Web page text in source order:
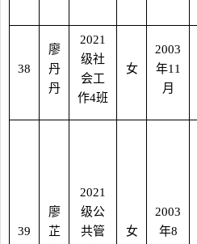
38
廖
丹
丹
2021
级社
会工
作4班
女
2003
年11
月
39
廖
芷
2021
级公
共管
女
2003
年8